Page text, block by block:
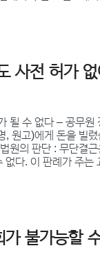
사전 허가
될 수 없다 – 공무
, 원고)에게 돈을 빌
원의 판단 : 무단결
다. 이 판례가 주는
불가능할